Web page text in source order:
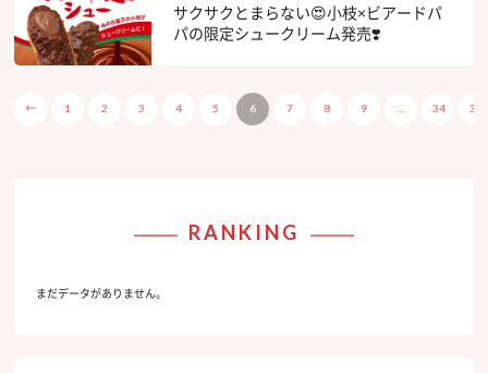
サクサクとまらない😍小枝×ビアードパ
パの限定シュークリーム発売❣️
← 1 2 3 4 5 6 7 8 9 34 35
RANKING
まだデータがありません。